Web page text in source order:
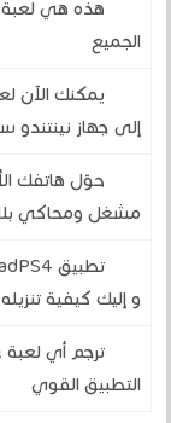
هذه هي لعبة
الجميع
إلى جهاز
مشغل ومحاكي
و إليك كيفية تنزيله
ترجم أي
التطبيق القوي